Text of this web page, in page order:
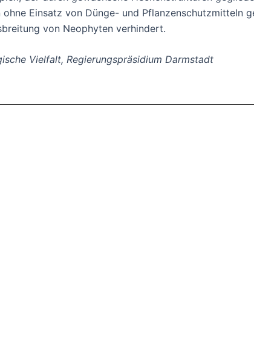
Einsatz von Dünge- und Pflanzenschutzmitteln
von Neophyten verhindert.
Vielfalt, Regierungspräsidium Darmstadt